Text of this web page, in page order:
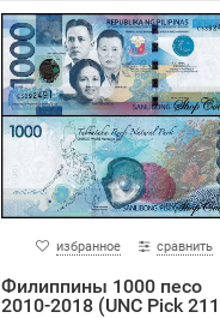
избранное сравнить
Филиппины 1000 песо
2010-2018 (UNC Pick